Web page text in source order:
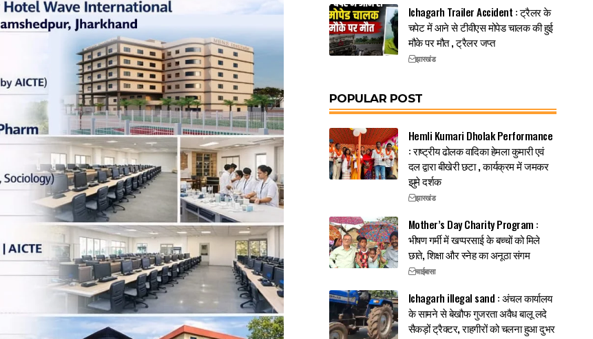
Ichagarh Trailer Accident : ट्रैलर के
चपेट में आने से टीवीएस मोपेड चालक की हुई
मौके पर मौत , ट्रैलर जप्त
झारखंड
POPULAR POST
Hemli Kumari Dholak Performance
: राष्ट्रीय ढोलक वादिका हेमला कुमारी एवं
दल द्वारा बीखेरी छटा , कार्यक्रम में जमकर
झुमे दर्शक
झारखंड
Mother’s Day Charity Program :
भीषण गर्मी में खप्परसाई के बच्चों को मिले
छाते, शिक्षा और स्नेह का अनूठा संगम
चाईबासा
Ichagarh illegal sand : अंचल कार्यालय
के सामने से बेखौफ गुजरता अवैध बालू लदे
सैकड़ों ट्रैक्टर, राहगीरों को चलना हुआ दुभर